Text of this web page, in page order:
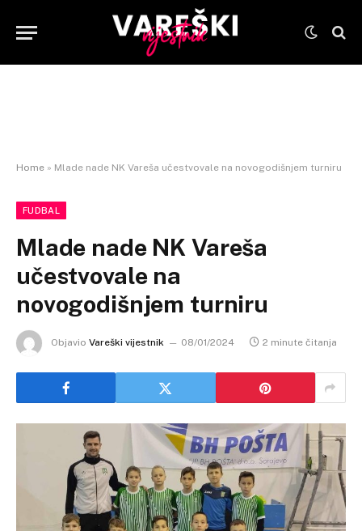
Home » Mlade nade NK Vareša učestvovale na novogodišnjem turniru
FUDBAL
Mlade nade NK Vareša
učestvovale na
novogodišnjem turniru
Objavio Vareški vijestnik 08/01/2024 2 minute čitanja